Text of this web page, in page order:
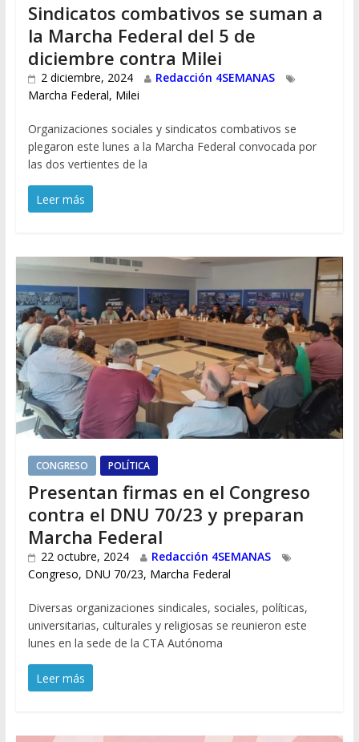
Sindicatos combativos se suman a
la Marcha Federal del 5 de
diciembre contra Milei
2 diciembre, 2024
Redacción 4SEMANAS
Marcha Federal, Milei
Organizaciones sociales y sindicatos combativos se
plegaron este lunes a la Marcha Federal convocada por
las dos vertientes de la
Leer más
CONGRESO POLÍTICA
Presentan firmas en el Congreso
contra el DNU 70/23 y preparan
Marcha Federal
22 octubre, 2024
Redacción 4SEMANAS
Congreso, DNU 70/23, Marcha Federal
Diversas organizaciones sindicales, sociales, políticas,
universitarias, culturales y religiosas se reunieron este
lunes en la sede de la CTA Autónoma
Leer más